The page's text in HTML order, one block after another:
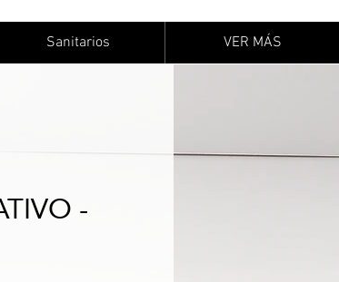
Sanitarios VER MÁS
-